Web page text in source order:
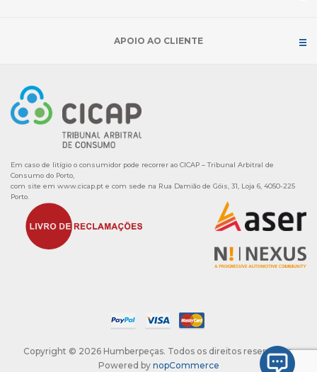
APOIO AO CLIENTE
Em caso de litígio o consumidor pode recorrer ao CICAP – Tribunal Arbitral de
Consumo do Porto,
com site em www.cicap.pt e com sede na Rua Damião de Góis, 31, Loja 6, 4050-225
Porto.
Copyright © 2026 Humberpeças. Todos os direitos reservados.
Powered by nopCommerce